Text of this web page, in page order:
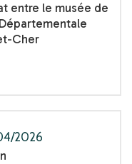
entre le musée de
Cher
2026